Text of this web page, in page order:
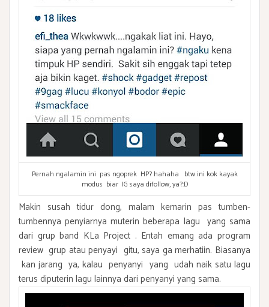
Pernah ngalamin ini pas ngoprek HP? hahaha btw ini kok kayak
modus biar IG saya difollow, ya?:D
Makin susah tidur dong, malam kemarin pas tumben-
tumbennya penyiarnya muterin beberapa lagu yang sama
dari grup band KLa Project . Entah emang ada program
review grup atau penyayi gitu, saya ga merhatiin. Biasanya
kan jarang ya, kalau penyanyi yang udah naik satu lagu
terus diputerin lagu lainnya dari penyanyi yang sama.